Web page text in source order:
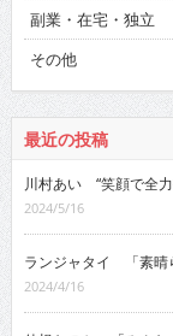
副業・在宅・独立
その他
最近の投稿
川村あい “笑顔で全
2024/5/16
ランジャタイ 「素晴
2024/4/16